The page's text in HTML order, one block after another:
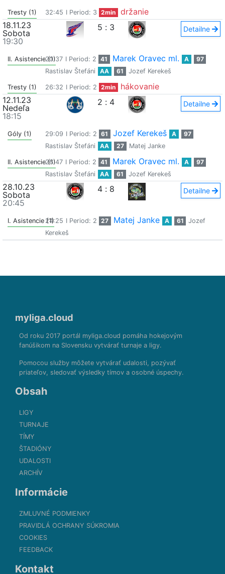
Tresty (1) 32:45 I Period: 3 2min
držanie
18.11.23
Sobota
19:30
5 : 3 Detailne
II. Asistencie (1)
20:37 I Period: 2 41 Marek Oravec ml. A
97
Rastislav Štefáni
AA 61 Jozef Kerekeš
Tresty (1) 26:32 I Period: 2 2min
hákovanie
12.11.23
Nedeľa
18:15
2 : 4 Detailne
Góly (1) 29:09 I Period: 2 61 Jozef Kerekeš A
97
Rastislav Štefáni
AA 27 Matej Janke
II. Asistencie (1)
26:47 I Period: 2 41 Marek Oravec ml. A
97
Rastislav Štefáni
AA 61 Jozef Kerekeš
28.10.23
Sobota
20:45
4 : 8 Detailne
I. Asistencie (1)24:25 I Period: 2 27 Matej Janke A 61
Jozef
Kerekeš
myliga.cloud
Od roku 2017 portál myliga.cloud pomáha hokejovým
fanúšikom na Slovensku vytvárať turnaje a ligy.
Pomocou služby môžete vytvárať udalosti, pozývať
priateľov, sledovať výsledky tímov a osobné úspechy.
Obsah
LIGY
TURNAJE
TÍMY
ŠTADIÓNY
UDALOSTI
ARCHÍV
Informácie
ZMLUVNÉ PODMIENKY
PRAVIDLÁ OCHRANY SÚKROMIA
COOKIES
FEEDBACK
Kontakt